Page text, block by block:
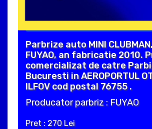
Parbrize auto MINI
FUYAO, an fabricatie 2010.
comercializat de catre
Bucuresti in AEROPORTUL
ILFOV cod postal 76755 .
Producator parbriz : FUYAO
Pret : 270 Lei